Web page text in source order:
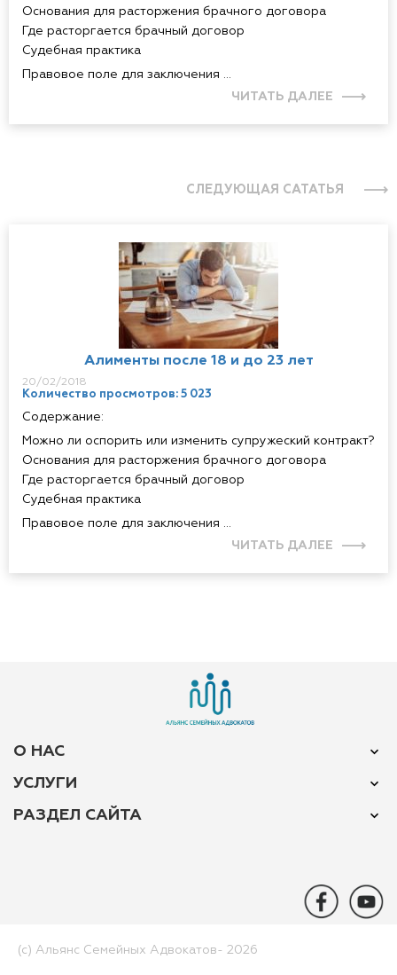
Основания для расторжения брачного договора
Где расторгается брачный договор
Судебная практика
Правовое поле для заключения ...
ЧИТАТЬ ДАЛЕЕ
СЛЕДУЮЩАЯ САТАТЬЯ
Алименты после 18 и до 23 лет
20/02/2018
Количество просмотров: 5 023
Содержание:
Можно ли оспорить или изменить супружеский контракт?
Основания для расторжения брачного договора
Где расторгается брачный договор
Судебная практика
Правовое поле для заключения ...
ЧИТАТЬ ДАЛЕЕ
О НАС
УСЛУГИ
РАЗДЕЛ САЙТА
(c) Альянс Семейных Адвокатов-­ 2026